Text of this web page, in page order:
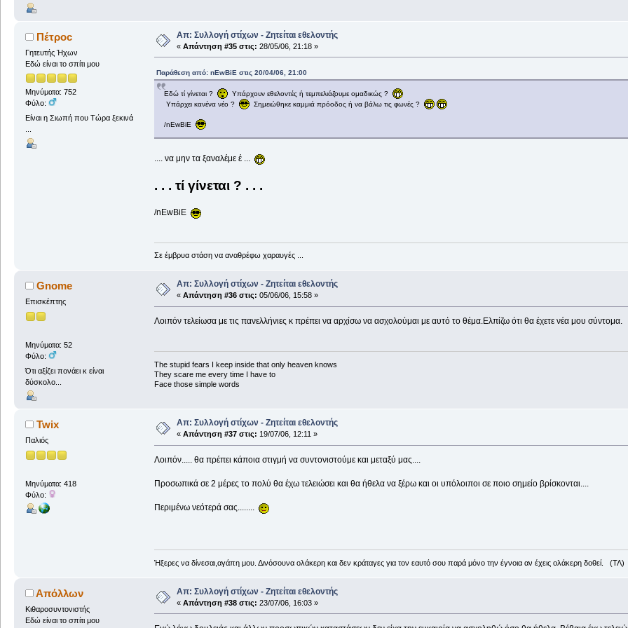
Πέτροc
Γητευτής Ήχων
Εδώ είναι το σπίτι μου
Μηνύματα: 752
Φύλο:
Είναι η Σιωπή που Τώρα ξεκινά
...
Απ: Συλλογή στίχων - Ζητείται εθελοντής
« Απάντηση #35 στις: 28/05/06, 21:18 »
Παράθεση από: nEwBiE στις 20/04/06, 21:00
Εδώ τί γίνεται ?
Υπάρχουν εθελοντές ή τεμπελιάζουμε ομαδικώς ?
Υπάρχει κανένα νέο ?
Σημειώθηκε καμμιά πρόοδος ή να βάλω τις φωνές ?
/nEwBiE
.... να μην τα ξαναλέμε έ ...
. . . τί γίνεται ? . . .
/nEwBiE
Σε έμβρυα στάση να αναθρέφω χαραυγές ...
Gnome
Επισκέπτης
Μηνύματα: 52
Φύλο:
Ότι αξίζει πονάει κ είναι
δύσκολο...
Απ: Συλλογή στίχων - Ζητείται εθελοντής
« Απάντηση #36 στις: 05/06/06, 15:58 »
Λοιπόν τελείωσα με τις πανελλήνιες κ πρέπει να αρχίσω να ασχολούμαι με αυτό το θέμα.Ελπίζω ότι θα έχετε νέα μου σύντομα.
The stupid fears I keep inside that only heaven knows
They scare me every time I have to
Face those simple words
Twix
Παλιός
Μηνύματα: 418
Φύλο:
Απ: Συλλογή στίχων - Ζητείται εθελοντής
« Απάντηση #37 στις: 19/07/06, 12:11 »
Λοιπόν..... θα πρέπει κάποια στιγμή να συντονιστούμε και μεταξύ μας....
Προσωπικά σε 2 μέρες το πολύ θα έχω τελειώσει και θα ήθελα να ξέρω και οι υπόλοιποι σε ποιο σημείο βρίσκονται....
Περιμένω νεότερά σας........
Ήξερες να δίνεσαι,αγάπη μου. Δινόσουνα ολάκερη και δεν κράταγες για τον εαυτό σου παρά μόνο την έγνοια αν έχεις ολάκερη δοθεί. (ΤΛ)
Απόλλων
Κιθαροσυντονιστής
Εδώ είναι το σπίτι μου
Απ: Συλλογή στίχων - Ζητείται εθελοντής
« Απάντηση #38 στις: 23/07/06, 16:03 »